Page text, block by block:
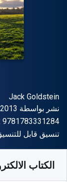
المؤلف (المؤلفون)
Jack Goldstein
الناشر
نشر بواسطة
9781783331284
شكل
تنسيق قابل
الكتاب